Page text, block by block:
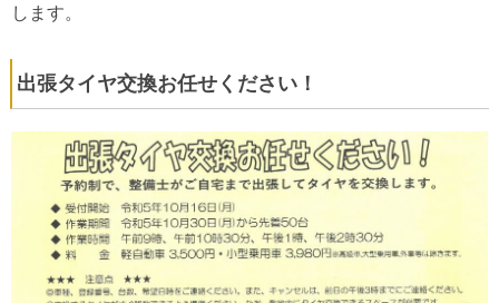
します。
出張タイヤ交換お任せください！